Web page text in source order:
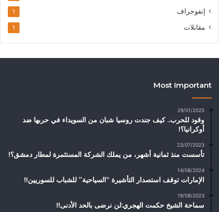
إنفوجراف 1
مقابلات 1
Most Important
29/01/2025
وقود للحرب.. كيف جندت روسيا شبان من السويداء في حربها ضد
أوكرانيا؟!
23/07/2023
تأسست منذ ثمانية أشهر، من يملك الشركة المستثمرة لمطار دمشق؟!
14/08/2024
الإمارات توقف استصدار التأشيرة “السياحية” للشباب للسوريين!!
19/08/2023
سماحة الشيخ حكمت الهجري:لن نرضى بالحد الأدنى!!